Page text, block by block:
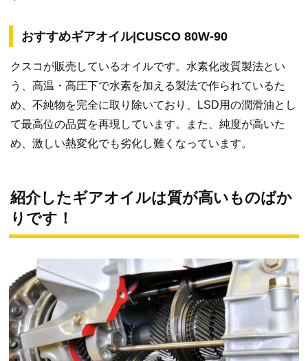
おすすめギアオイル|CUSCO 80W-90
クスコが販売しているオイルです。水素化改質製法とい
う、高温・高圧下で水素を加える製法で作られているた
め、不純物を完全に取り除いており、LSD用の潤滑油とし
て最高位の品質を再現しています。また、純度が高いた
め、激しい熱変化でも劣化し難くなっています。
紹介したギアオイルは質が高いものばか
りです！